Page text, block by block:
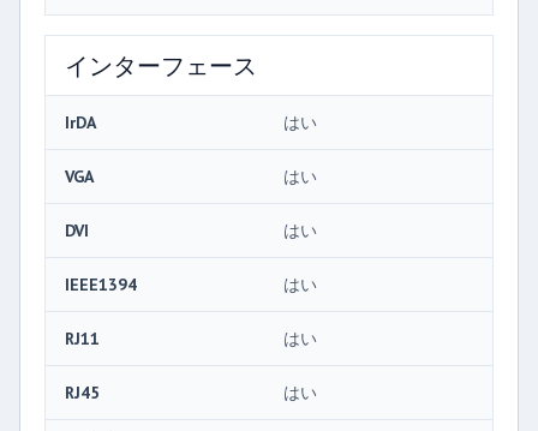
インターフェース
IrDA はい
VGA はい
DVI はい
IEEE1394 はい
RJ11 はい
RJ45 はい